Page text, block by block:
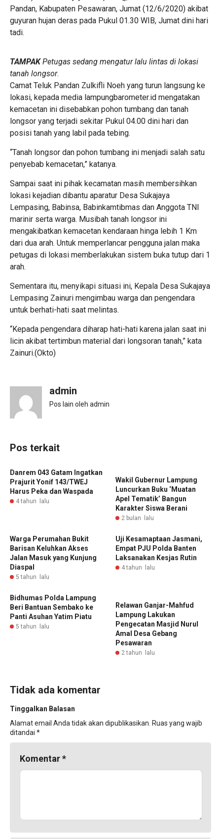
Pandan, Kabupaten Pesawaran, Jumat (12/6/2020) akibat
guyuran hujan deras pada Pukul 01.30 WIB, Jumat dini hari
tadi.
TAMPAKPetugas sedang mengatur lalu lintas di lokasi
tanah longsor.
Camat Teluk Pandan Zulkifli Noeh yang turun langsung ke
lokasi, kepada media lampungbarometer.id mengatakan
kemacetan ini disebabkan pohon tumbang dan tanah
longsor yang terjadi sekitar Pukul 04.00 dini hari dan
posisi tanah yang labil pada tebing.
“Tanah longsor dan pohon tumbang ini menjadi salah satu
penyebab kemacetan,” katanya.
Sampai saat ini pihak kecamatan masih membersihkan
lokasi kejadian dibantu aparatur Desa Sukajaya
Lempasing, Babinsa, Babinkamtibmas dan Anggota TNI
marinir serta warga. Musibah tanah longsor ini
mengakibatkan kemacetan kendaraan hinga lebih 1 Km
dari dua arah. Untuk memperlancar pengguna jalan maka
petugas di lokasi memberlakukan sistem buka tutup dari 1
arah.
Sementara itu, menyikapi situasi ini, Kepala Desa Sukajaya
Lempasing Zainuri mengimbau warga dan pengendara
untuk berhati-hati saat melintas.
“Kepada pengendara diharap hati-hati karena jalan saat ini
licin akibat tertimbun material dari longsoran tanah,” kata
Zainuri.(Okto)
admin
Pos lain oleh admin
Pos terkait
Danrem 043 Gatam Ingatkan
Prajurit Yonif 143/TWEJ
Harus Peka dan Waspada
4 tahun lalu
Wakil Gubernur Lampung
Luncurkan Buku ‘Muatan
Apel Tematik’ Bangun
Karakter Siswa Berani
2 bulan lalu
Warga Perumahan Bukit
Barisan Keluhkan Akses
Jalan Masuk yang Kunjung
Diaspal
5 tahun lalu
Uji Kesamaptaan Jasmani,
Empat PJU Polda Banten
Laksanakan Kesjas Rutin
4 tahun lalu
Bidhumas Polda Lampung
Beri Bantuan Sembako ke
Panti Asuhan Yatim Piatu
5 tahun lalu
Relawan Ganjar-Mahfud
Lampung Lakukan
Pengecatan Masjid Nurul
Amal Desa Gebang
Pesawaran
2 tahun lalu
Tidak ada komentar
Tinggalkan Balasan
Alamat email Anda tidak akan dipublikasikan. Ruas yang wajib
ditandai *
Komentar*